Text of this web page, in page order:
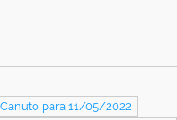
para 11/05/2022